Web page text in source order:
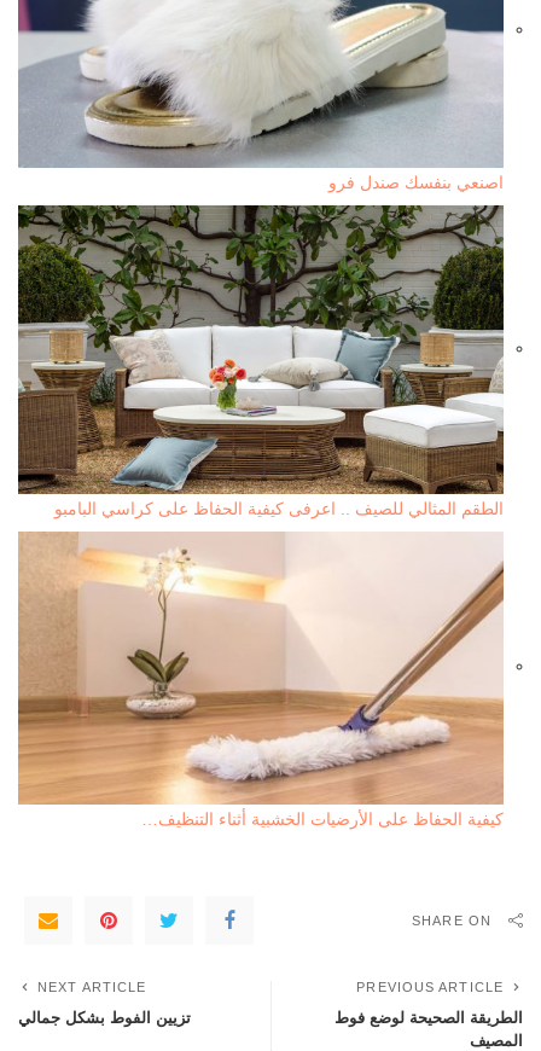
اصنعي بنفسك صندل فرو
الطقم المثالي للصيف .. اعرفى كيفية الحفاظ على كراسي البامبو
كيفية الحفاظ على الأرضيات الخشبية أثناء التنظيف…
SHARE ON
PREVIOUS ARTICLE
الطريقة الصحيحة لوضع فوط
المصيف
NEXT ARTICLE
تزيين الفوط بشكل جمالي